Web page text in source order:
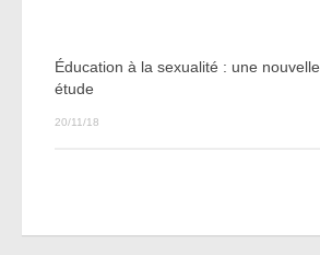
Éducation à la sexualité : une nouvelle
étude
20/11/18